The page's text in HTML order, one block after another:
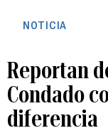
NOTICIA
Reportan
Condado
diferencia